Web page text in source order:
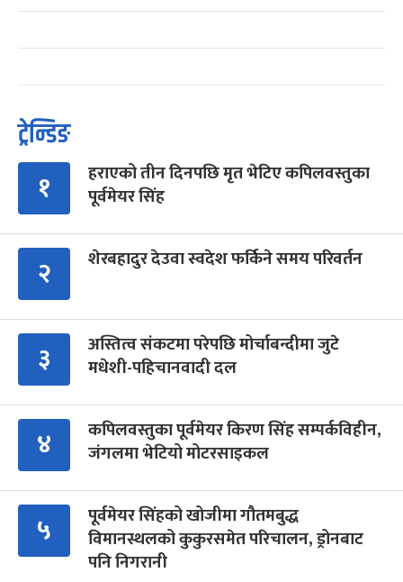
ट्रेन्डिङ
१
हराएको तीन दिनपछि मृत भेटिए कपिलवस्तुका
पूर्वमेयर सिंह
२ शेरबहादुर देउवा स्वदेश फर्किने समय परिवर्तन
३
अस्तित्व संकटमा परेपछि मोर्चाबन्दीमा जुटे
मधेशी-पहिचानवादी दल
४
कपिलवस्तुका पूर्वमेयर किरण सिंह सम्पर्कविहीन,
जंगलमा भेटियो मोटरसाइकल
५
पूर्वमेयर सिंहको खोजीमा गौतमबुद्ध
विमानस्थलको कुकुरसमेत परिचालन, ड्रोनबाट
पनि निगरानी